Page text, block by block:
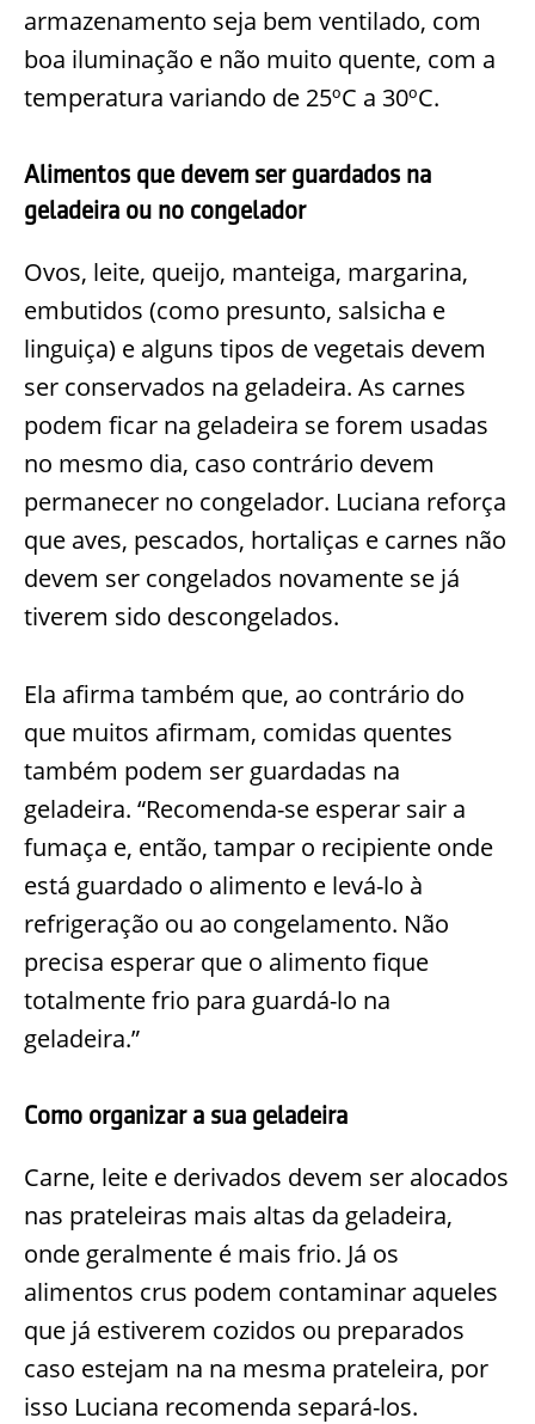
armazenamento seja bem ventilado, com
boa iluminação e não muito quente, com a
temperatura variando de 25ºC a 30ºC.
Alimentos que devem ser guardados na
geladeira ou no congelador
Ovos, leite, queijo, manteiga, margarina,
embutidos (como presunto, salsicha e
linguiça) e alguns tipos de vegetais devem
ser conservados na geladeira. As carnes
podem ficar na geladeira se forem usadas
no mesmo dia, caso contrário devem
permanecer no congelador. Luciana reforça
que aves, pescados, hortaliças e carnes não
devem ser congelados novamente se já
tiverem sido descongelados.
Ela afirma também que, ao contrário do
que muitos afirmam, comidas quentes
também podem ser guardadas na
geladeira. “Recomenda-se esperar sair a
fumaça e, então, tampar o recipiente onde
está guardado o alimento e levá-lo à
refrigeração ou ao congelamento. Não
precisa esperar que o alimento fique
totalmente frio para guardá-lo na
geladeira.”
Como organizar a sua geladeira
Carne, leite e derivados devem ser alocados
nas prateleiras mais altas da geladeira,
onde geralmente é mais frio. Já os
alimentos crus podem contaminar aqueles
que já estiverem cozidos ou preparados
caso estejam na na mesma prateleira, por
isso Luciana recomenda separá-los.